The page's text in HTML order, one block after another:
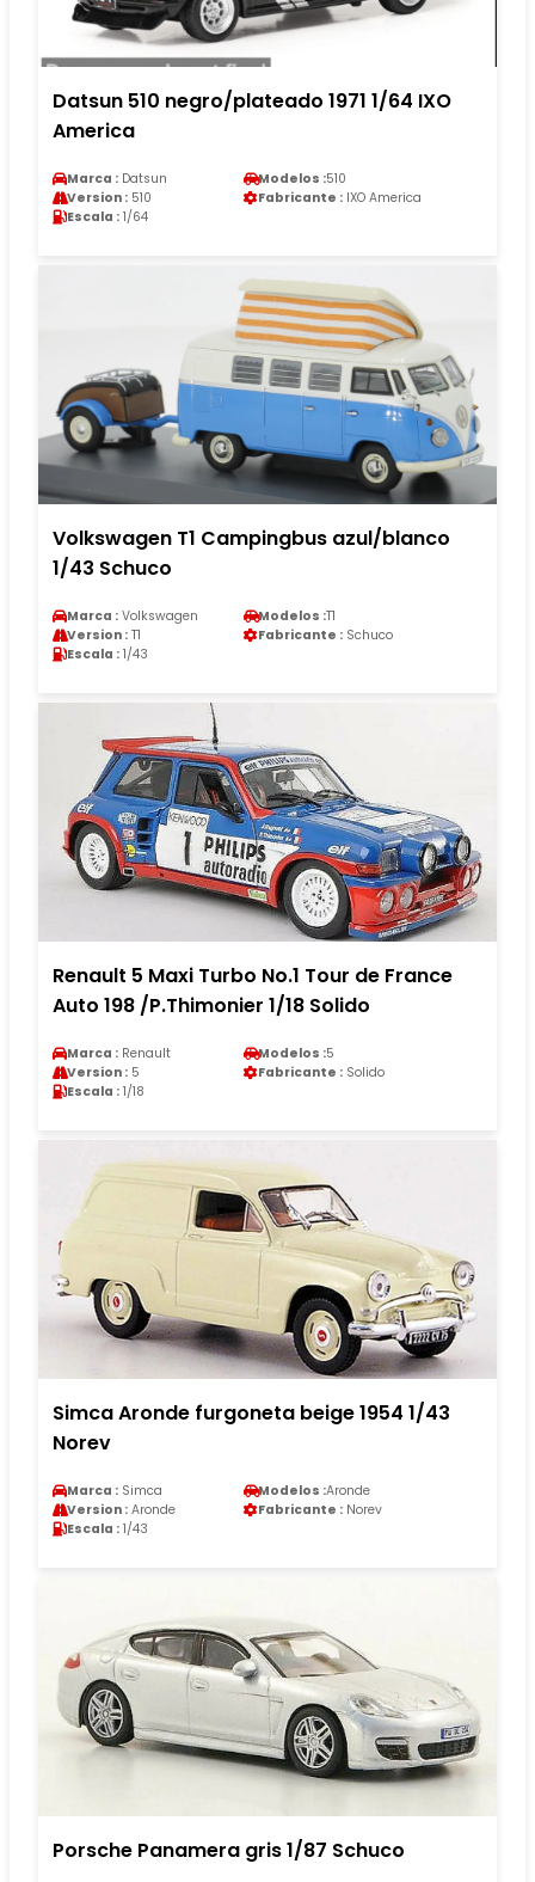
Datsun 510 negro/plateado 1971 1/64 IXO
America
Marca : Datsun Modelos :510
Version : 510 Fabricante : IXO America
Escala : 1/64
Volkswagen T1 Campingbus azul/blanco
1/43 Schuco
Marca : Volkswagen Modelos :T1
Version : T1 Fabricante : Schuco
Escala : 1/43
Renault 5 Maxi Turbo No.1 Tour de France
Auto 198 /P.Thimonier 1/18 Solido
Marca : Renault Modelos :5
Version : 5 Fabricante : Solido
Escala : 1/18
Simca Aronde furgoneta beige 1954 1/43
Norev
Marca : Simca Modelos :Aronde
Version : Aronde Fabricante : Norev
Escala : 1/43
Porsche Panamera gris 1/87 Schuco